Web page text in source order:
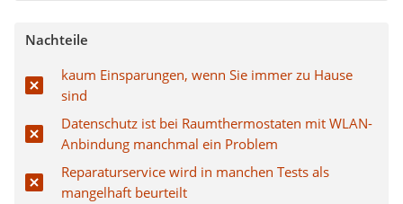
Nachteile
kaum Einsparungen, wenn Sie immer zu Hause
sind
Datenschutz ist bei Raumthermostaten mit WLAN-
Anbindung manchmal ein Problem
Reparaturservice wird in manchen Tests als
mangelhaft beurteilt